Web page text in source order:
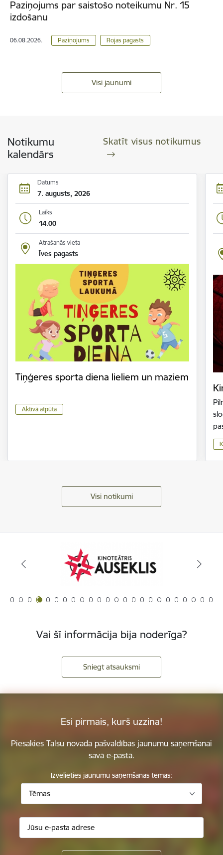
Paziņojums par saistošo noteikumu Nr. 15
izdošanu
06.08.2026. Paziņojums Rojas pagasts
Visi jaunumi
Notikumu
kalendārs
Skatīt visus notikumus
Datums
7. augusts, 2026
Laiks
14.00
Atrašanās vieta
Īves pagasts
Tiņģeres sporta diena lieliem un maziem
Aktīvā atpūta
Visi notikumi
Vai šī informācija bija noderīga?
Sniegt atsauksmi
Esi pirmais, kurš uzzina!
Piesakies Talsu novada pašvaldības jaunumu saņemšanai
savā e-pastā.
Izvēlieties jaunumu saņemšanas tēmas:
Tēmas